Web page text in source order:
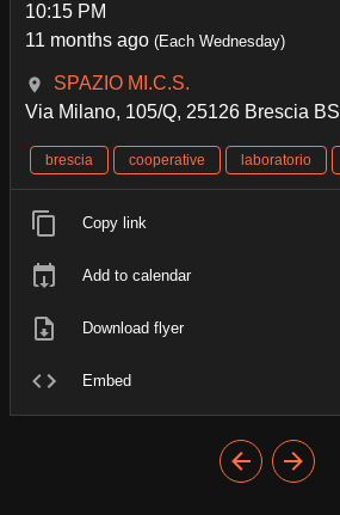
10:15 PM
11 months ago (Each Wednesday)
SPAZIO MI.C.S.
Via Milano, 105/Q, 25126 Brescia BS
brescia cooperative laboratorio
Copy link
Add to calendar
Download flyer
Embed